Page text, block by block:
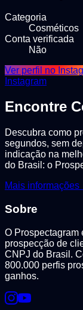
Categoria
Cosméticos
Conta verificada
Não
Ver perfil no
Instagram
Encontre
Descubra como
segundos, sem
indicação na
do Brasil: o
Mais
Sobre
O Prospectagram
prospecção de
CNPJ do Brasil.
800.000 perfis
ganhos.